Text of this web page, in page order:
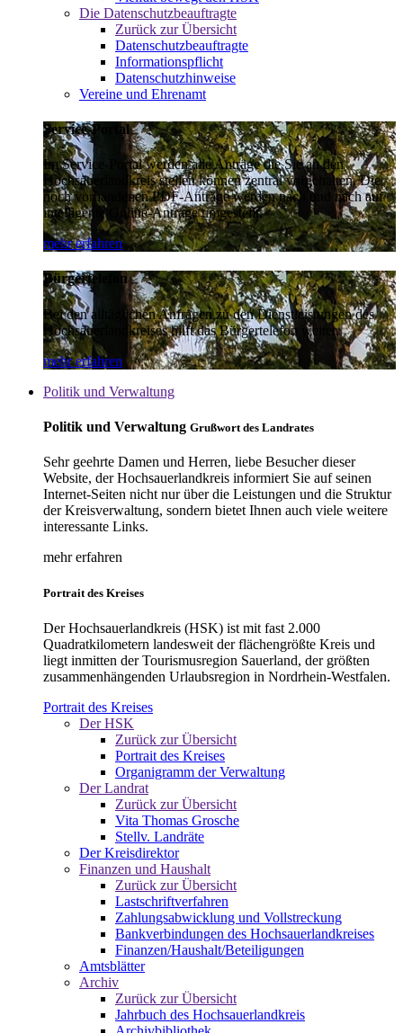
Die Datenschutzbeauftragte
Zurück zur Übersicht
Datenschutzbeauftragte
Informationspflicht
Datenschutzhinweise
Vereine und Ehrenamt
Service-Portal
Im Service-Portal werden alle Anträge die Sie an den
Hochsauerlandkreis stellen können zentral vorgehalten. Die
noch vorhandenen PDF-Anträge werden nach und nach auf
intelligente Online-Anträge umgestellt.
mehr erfahren
Bürgertelefon
Bei den alltäglichen Anfragen zu den Dienstleistungen des
Hochsauerlandkreises hilft das Bürgertelefon weiter.
mehr erfahren
Politik und Verwaltung
Politik und Verwaltung Grußwort des Landrates
Sehr geehrte Damen und Herren, liebe Besucher dieser
Website, der Hochsauerlandkreis informiert Sie auf seinen
Internet-Seiten nicht nur über die Leistungen und die Struktur
der Kreisverwaltung, sondern bietet Ihnen auch viele weitere
interessante Links.
mehr erfahren
Portrait des Kreises
Der Hochsauerlandkreis (HSK) ist mit fast 2.000
Quadratkilometern landesweit der flächengrößte Kreis und
liegt inmitten der Tourismusregion Sauerland, der größten
zusammenhängenden Urlaubsregion in Nordrhein-Westfalen.
Portrait des Kreises
Der HSK
Zurück zur Übersicht
Portrait des Kreises
Organigramm der Verwaltung
Der Landrat
Zurück zur Übersicht
Vita Thomas Grosche
Stellv. Landräte
Der Kreisdirektor
Finanzen und Haushalt
Zurück zur Übersicht
Lastschriftverfahren
Zahlungsabwicklung und Vollstreckung
Bankverbindungen des Hochsauerlandkreises
Finanzen/Haushalt/Beteiligungen
Amtsblätter
Archiv
Zurück zur Übersicht
Jahrbuch des Hochsauerlandkreis